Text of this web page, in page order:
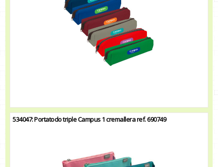
534047: Portatodo triple Campus 1 cremallera ref. 690749